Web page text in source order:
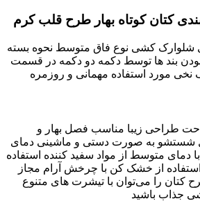
کتان کوتاه بهار طرح قلب کرم
شلوارک کشی نوع فاق متوسط نحوه بسته
بند ها توسط دکمه دو دکمه در قسمت
نخی مورد استفاده مهمانی و روزمره
طراحی زیبا مناسب فصل بهار و
شستشو به صورت دستی و ماشینی دمای
با دمای متوسط از مواد سفید کننده استفاده
از خشک کن با چرخش آرام مجاز
کتان را می‌توان با تیشرت های متنوع
جذاب باشید